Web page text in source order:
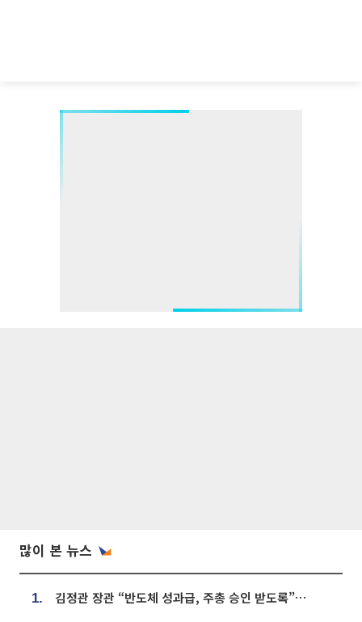
많이 본 뉴스
1. 김정관 장관 “반도체 성과급, 주총 승인 받도록”…상법·자본시장법 개정 시사